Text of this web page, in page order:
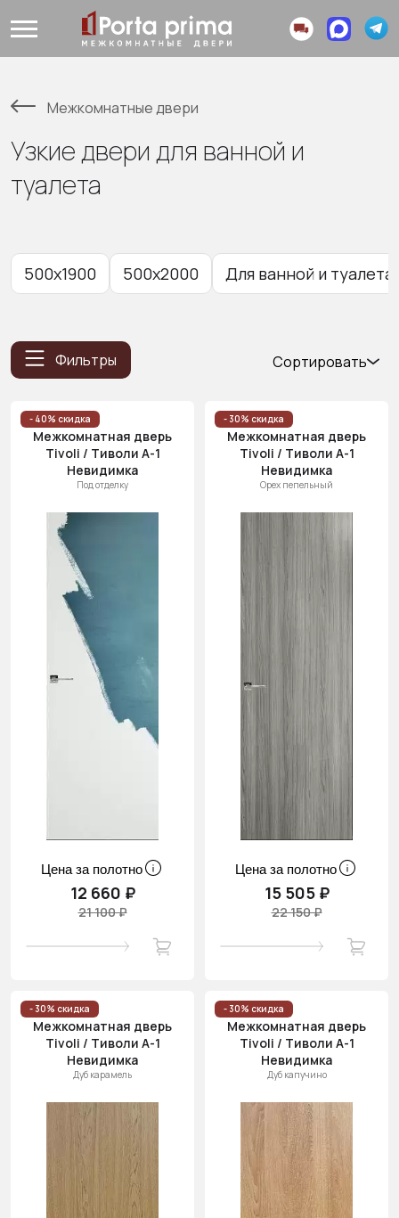
Межкомнатные двери
Узкие двери для ванной и
туалета
500x1900 500x2000 Для ванной и
Фильтры
Сортировать
Цена
(возр.)
Цена (убыв.)
Cначала
новинки
Cначала
скидки
- 40% скидка
Межкомнатная дверь
Tivoli / Тиволи А-1
Невидимка
Под отделку
Цена за полотно
12 660 ₽
21 100 ₽
- 30% скидка
Межкомнатная дверь
Tivoli / Тиволи А-1
Невидимка
Орех пепельный
Цена за полотно
15 505 ₽
22 150 ₽
- 30% скидка
Межкомнатная дверь
Tivoli / Тиволи А-1
Невидимка
Дуб карамель
- 30% скидка
Межкомнатная дверь
Tivoli / Тиволи А-1
Невидимка
Дуб капучино